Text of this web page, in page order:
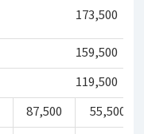
173,500
159,500
119,500
87,500 55,500